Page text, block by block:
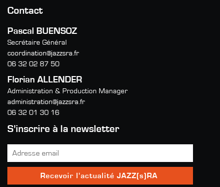
Contact
Pascal BUENSOZ
Secrétaire Général
coordination@jazzsra.fr
06 32 02 87 50
Florian ALLENDER
Administration & Production Manager
administration@jazzsra.fr
06 32 01 30 16
S'inscrire à la newsletter